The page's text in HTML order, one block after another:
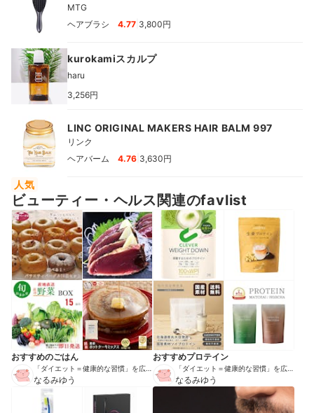
MTG
ヘアブラシ
4.77 3,800円
kurokamiスカルプ
haru
3,256円
LINC ORIGINAL MAKERS HAIR BALM 997
リンク
ヘアバーム
4.76 3,630円
人気
ビューティー・ヘルス関連のfavlist
おすすめのごはん
「ダイエット＝健康的な習慣」を広め
る伝道師
なるみゆう
おすすめプロテイン
「ダイエット＝健康的な習慣」を広め
る伝道師
なるみゆう